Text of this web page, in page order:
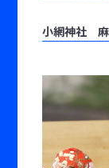
小網神社